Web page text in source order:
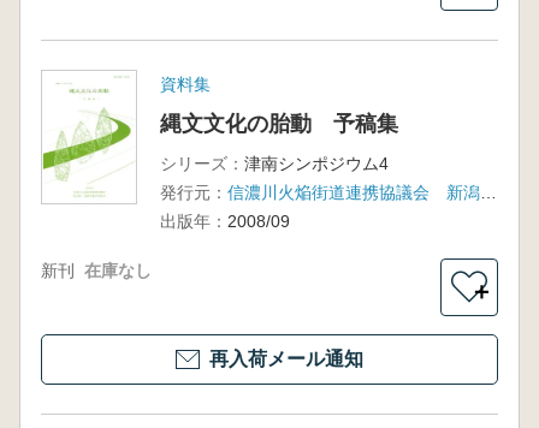
資料集
縄文文化の胎動 予稿集
シリーズ： 津南シンポジウム4
発行元：
信濃川火焔街道連携協議会 新潟県 津南町教育委員会
出版年： 2008/09
新刊 在庫なし
＋
再入荷メール通知